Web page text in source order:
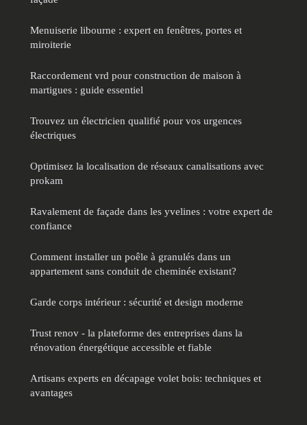
Menuiserie libourne : expert en fenêtres, portes et
miroiterie
Raccordement vrd pour construction de maison à
martigues : guide essentiel
Trouvez un électricien qualifié pour vos urgences
électriques
Optimisez la localisation de réseaux canalisations avec
prokam
Ravalement de façade dans les yvelines : votre expert de
confiance
Comment installer un poêle à granulés dans un
appartement sans conduit de cheminée existant?
Garde corps intérieur : sécurité et design moderne
Trust renov - la plateforme des entreprises dans la
rénovation énergétique accessible et fiable
Artisans experts en décapage volet bois: techniques et
avantages